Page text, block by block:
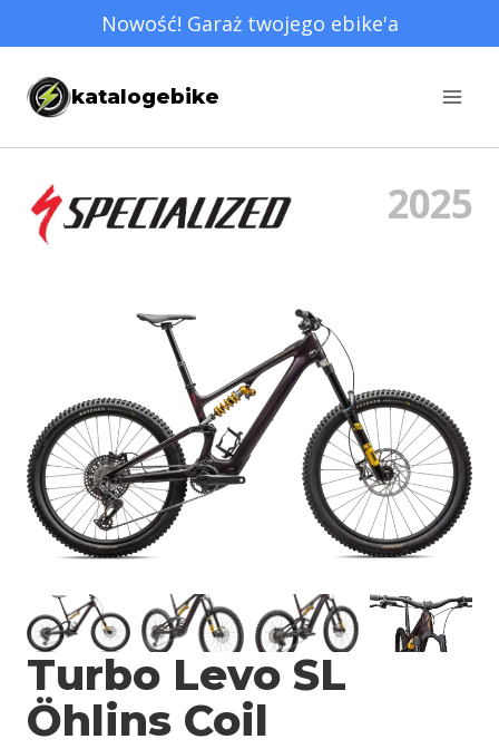
do
treści
Nowość! Garaż twojego ebike'a
katalogebike
2025
Turbo Levo SL
Öhlins Coil